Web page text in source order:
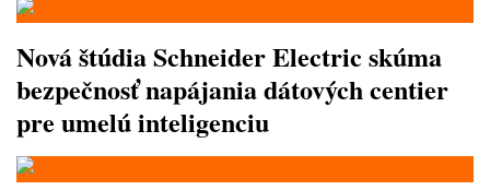
Nová štúdia Schneider Electric skúma
bezpečnosť napájania dátových centier
pre umelú inteligenciu